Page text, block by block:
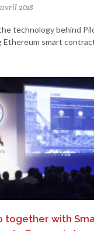
2018
technology behind
Ethereum smart
together with